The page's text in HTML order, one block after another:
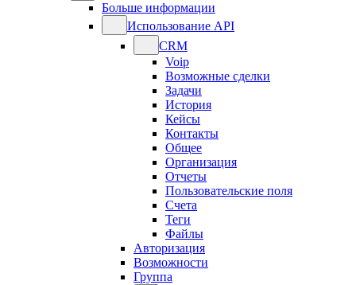
Больше информации
Использование API
CRM
Voip
Возможные сделки
Задачи
История
Кейсы
Контакты
Общее
Организация
Отчеты
Пользовательские поля
Счета
Теги
Файлы
Авторизация
Возможности
Группа